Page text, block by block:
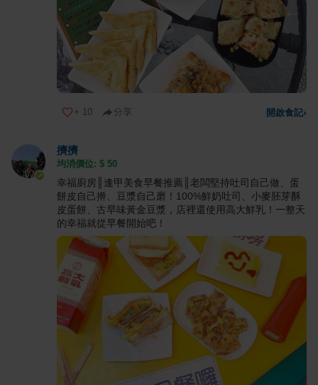
+ 10 分享 開啟食記›
擠擠
均消價位: $ 50
幸福廚房║逢甲美食早餐推薦║老闆堅持吐司自己做、蛋
餅皮自己擀、豆漿自己磨！100%鮮奶吐司、小麥胚芽酥
皮蛋餅、古早味黃金豆漿，店裡還使用高大鮮乳！一整天
的幸福就從早餐開始吧！